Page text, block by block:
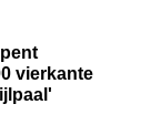
vierkante